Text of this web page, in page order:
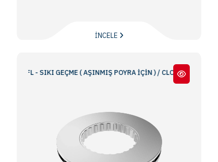
İNCELE
- SIKI GEÇME ( AŞINMIŞ POYRA İÇİN ) / CLOSE FIT (FOR